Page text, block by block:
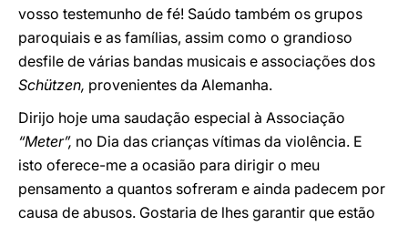
vosso testemunho de fé! Saúdo também os grupos
paroquiais e as famílias, assim como o grandioso
desfile de várias bandas musicais e associações dos
Schützen, provenientes da Alemanha.
Dirijo hoje uma saudação especial à Associação
“Meter”, no Dia das crianças vítimas da violência. E
isto oferece-me a ocasião para dirigir o meu
pensamento a quantos sofreram e ainda padecem por
causa de abusos. Gostaria de lhes garantir que estão